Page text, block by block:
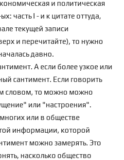
и политическая
часть I - и к цитате оттуда,
текущей записи
и перечитайте), то нужно
давно.
А если более узкое или
сантимент. Если говорить
словом, то можно можно
или "настроения".
или в обществе
информации, которой
можно замерять. Это
насколько общество